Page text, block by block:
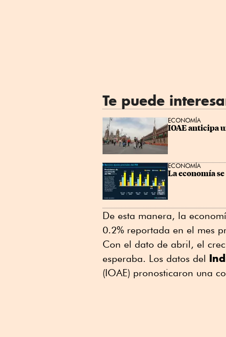
Te puede
ECONOMÍA
IOAE anticipa
ECONOMÍA
La economía
De esta manera, la
0.2% reportada en el mes
Con el dato de abril, el
esperaba. Los datos del
(IOAE) pronosticaron una